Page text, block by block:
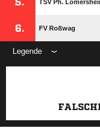
TSV Ph.
6. FV Roßwag
Legende